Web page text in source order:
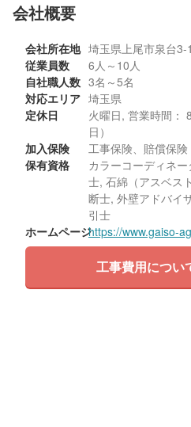
会社概要
会社所在地 埼玉県上尾市泉台3-
従業員数
6人～10人
自社職人数 3名～5名
対応エリア 埼玉県
定休日
火曜日, 営業時間：
日）
加入保険
工事保険、賠償保険
保有資格
カラーコーディネ
士, 石綿（アスベス
断士, 外壁アドバイ
引士
ホームページhttps://www.gaiso-
工事費用につい